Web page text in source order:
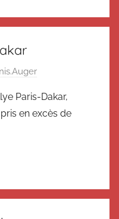
Paris-Dakar,
en excès de